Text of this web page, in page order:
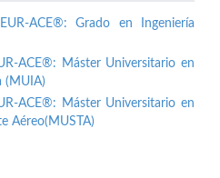
ACE®: Grado en Ingeniería
ACE®: Máster Universitario en
(MUIA)
ACE®: Máster Universitario en
Aéreo(MUSTA)